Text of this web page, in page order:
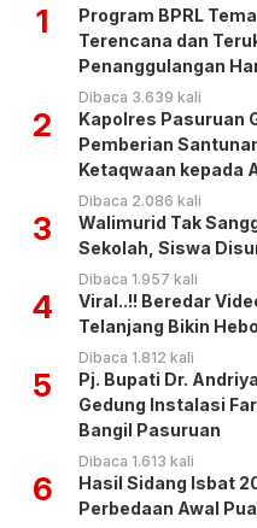
1
Program BPRL
Terencana dan
Penanggulangan
Dibaca 3.639 kali
2
Kapolres Pasuruan
Pemberian
Ketaqwaan kepada
Dibaca 2.086 kali
3
Walimurid Tak
Sekolah, Siswa
Dibaca 1.957 kali
4
Viral..!! Beredar
Telanjang Bikin
Dibaca 1.812 kali
5
Pj. Bupati Dr.
Gedung Instalasi
Bangil Pasuruan
Dibaca 1.613 kali
6
Hasil Sidang Isbat
Perbedaan Awal